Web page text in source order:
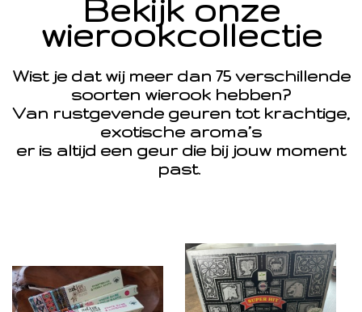
Bekijk onze
wierookcollectie
Wist je dat wij meer dan 75 verschillende
soorten wierook hebben?
Van rustgevende geuren tot krachtige,
exotische aroma’s
er is altijd een geur die bij jouw moment
past.